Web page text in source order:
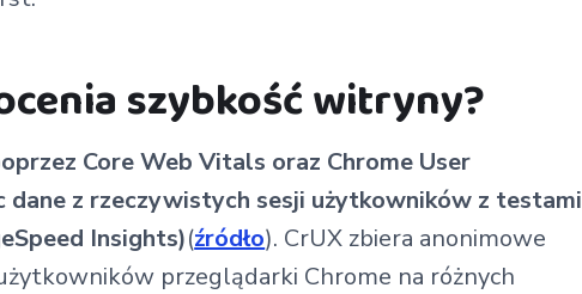
szybkość witryny?
Core Web Vitals oraz Chrome User
dane z rzeczywistych sesji użytkowników z testami
Insights)(źródło). CrUX zbiera anonimowe
przeglądarki Chrome na różnych